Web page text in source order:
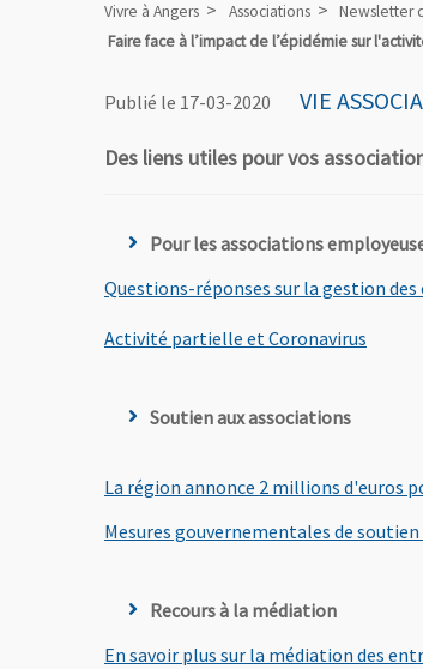
Vivre à Angers Associations
Newsletter
Faire face à l’impact de l’épidémie sur
Publié le 17-03-2020 VIE
Des liens utiles pour vos
Pour les associations
Questions-réponses sur la gestion
Activité partielle et Coronavirus
Soutien aux associations
La région annonce 2 millions d'euros
Mesures gouvernementales de
Recours à la médiation
En savoir plus sur la médiation des